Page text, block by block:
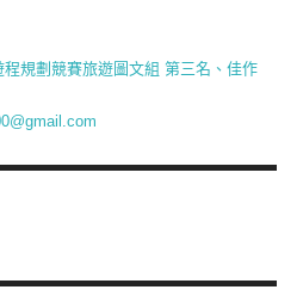
規劃競賽旅遊圖文組 第三名、佳作